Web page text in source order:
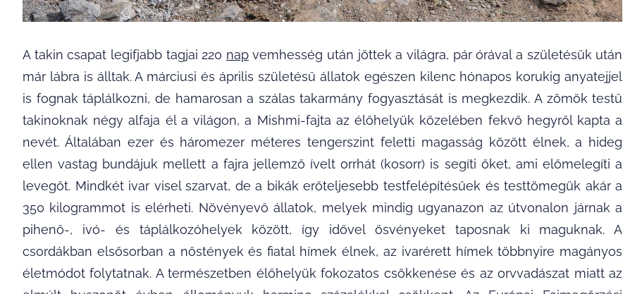
A takin csapat legifjabb tagjai 220 napvemhesség után jöttek a világra, pár órával a születésük után
már lábra is álltak. A márciusi és április születésű állatok egészen kilenc hónapos korukig anyatejjel
is fognak táplálkozni, de hamarosan a szálas takarmány fogyasztását is megkezdik. A zömök testű
takinoknak négy alfaja él a világon, a Mishmi-fajta az élőhelyük közelében fekvő hegyről kapta a
nevét. Általában ezer és háromezer méteres tengerszint feletti magasság között élnek, a hideg
ellen vastag bundájuk mellett a fajra jellemző ívelt orrhát (kosorr) is segíti őket, ami előmelegíti a
levegőt. Mindkét ivar visel szarvat, de a bikák erőteljesebb testfelépítésűek és testtömegük akár a
350 kilogrammot is elérheti. Növényevő állatok, melyek mindig ugyanazon az útvonalon járnak a
pihenő-, ivó- és táplálkozóhelyek között, így idővel ösvényeket taposnak ki maguknak. A
csordákban elsősorban a nőstények és fiatal hímek élnek, az ivarérett hímek többnyire magányos
életmódot folytatnak. A természetben élőhelyük fokozatos csökkenése és az orvvadászat miatt az